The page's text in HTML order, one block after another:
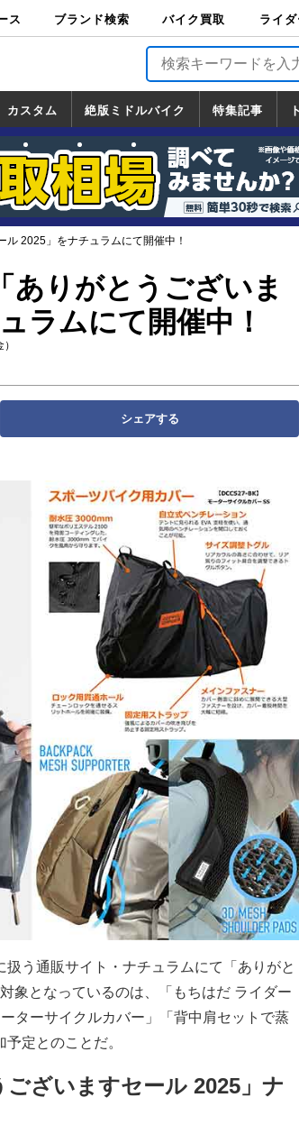
ス ブランド検索 バイク買取
バイク買取
ライ
ライダ
TOP
バイク
バイク
フ
バイク
ロード
バイク
カスタム
カスタム
一覧
ホンダ
ヤマハ
スズキ
カワサキ
絶版ミドルバイク
絶版ミドルバイク
一覧
ホンダ
ヤマハ
スズキ
カワサキ
特集記事
道の駅調査隊
ツーリング情報局
日本の道50選
国道めぐり
林道ツーリング
ル 2025」をナチュラムにて開催中！
ありがとうございま
ラムにて開催中！
シェアする
う通販サイト・ナチュラムにて「ありがと
象となっているのは、「もちはだ ライダー
ターサイクルカバー」「背中肩セットで蒸
定とのことだ。
ざいますセール 2025」ナ